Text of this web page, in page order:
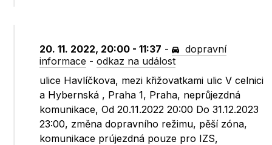
20. 11. 2022, 20:00 - 11:37 -
dopravní
informace -odkaz na událost
ulice Havlíčkova, mezi křižovatkami ulic V celnici
a Hybernská , Praha 1, Praha, neprůjezdná
komunikace, Od 20.11.2022 20:00 Do 31.12.2023
23:00, změna dopravního režimu, pěší zóna,
komunikace prújezdná pouze pro IZS,